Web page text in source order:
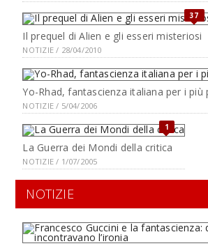
37
Il prequel di Alien e gli esseri misteriosi
NOTIZIE / 28/04/2010
Yo-Rhad, fantascienza italiana per i più
NOTIZIE / 5/04/2006
1
La Guerra dei Mondi della critica
NOTIZIE / 1/07/2005
NOTIZIE